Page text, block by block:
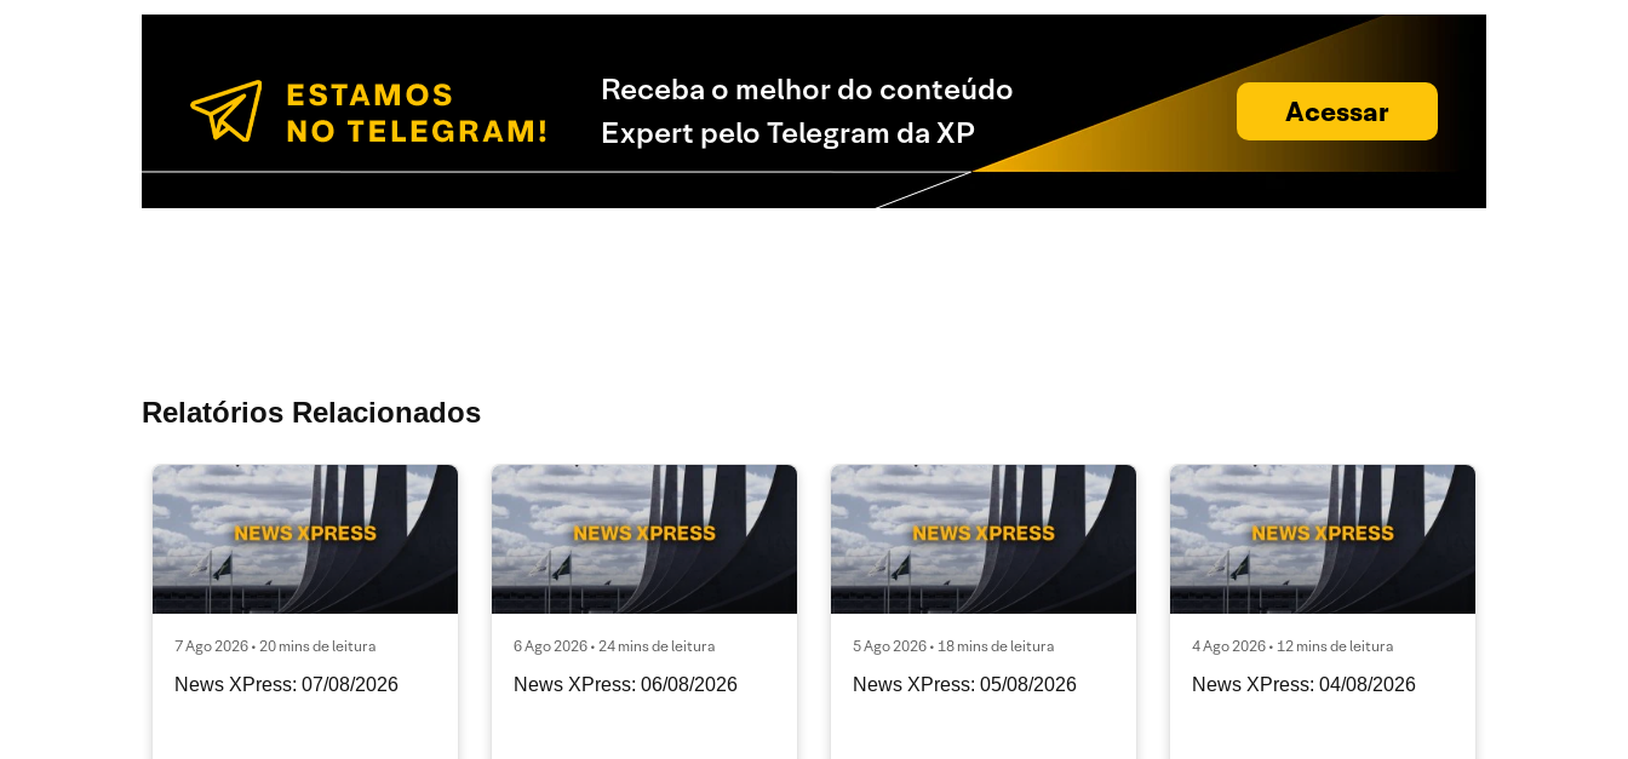
Receba o melhor do conteúdo
Expert pelo Telegram da XP
Acessar
Relatórios Relacionados
7 Ago 2026 • 20 mins de leitura
News XPress: 07/08/2026
6 Ago 2026 • 24 mins de leitura
News XPress: 06/08/2026
5 Ago 2026 • 18 mins de leitura
News XPress: 05/08/2026
4 Ago 2026 • 12 mins de leitura
News XPress: 04/08/2026